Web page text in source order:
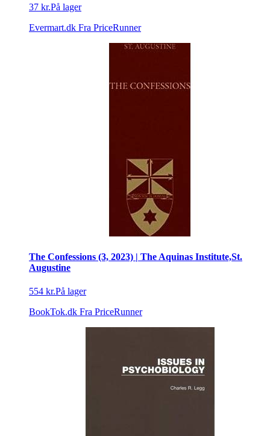
37 kr.På lager
Evermart.dk Fra PriceRunner
The Confessions (3, 2023) | The Aquinas Institute,St.
Augustine
554 kr.På lager
BookTok.dk Fra PriceRunner